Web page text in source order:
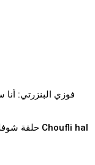
En vidéo : حلقة شوفلي حل التي منعت من العرض كاملة Choufli hal